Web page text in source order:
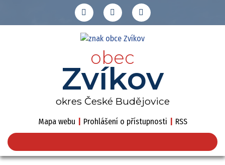
obec
Zvíkov
okres České Budějovice
Mapa webu Prohlášení o přístupnosti RSS